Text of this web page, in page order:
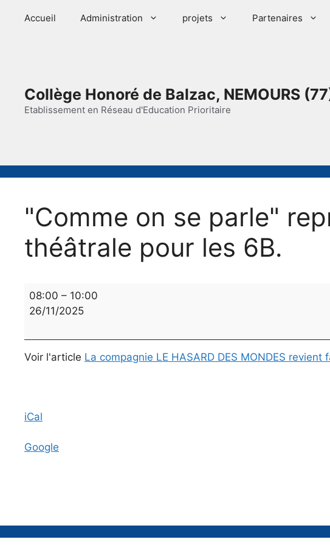
Accueil Administration projets Partenaires
Collège Honoré de Balzac, NEMOURS
Etablissement en Réseau d'Education Prioritaire
"Comme on se parle"
théâtrale pour les 6B.
"Comme
on
représentation
6B.
08:00 – 10:00
26/11/2025
Voir l'article La compagnie LE HASARD DES MONDES revient
iCal
Google